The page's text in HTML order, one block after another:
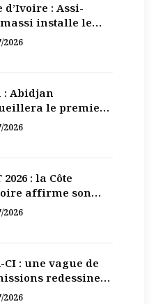
d’Ivoire : Assi-
installe le
exécutif de sa
2026
: Abidjan
le premier
régional de
2026
2026 : la Côte
affirme son
numérique
2026
CI : une vague de
redessine
2026